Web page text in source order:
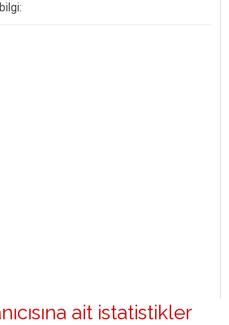
ait istatistikler